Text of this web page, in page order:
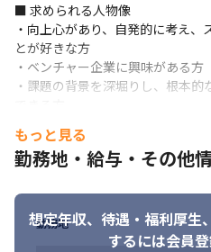
・定例MTGにおける資料作成・
■ 仕事の魅力・面白み
・最先端の領域で、豊富な開発経
・相互研鑽を重視しており、意
■ 求められる人物像
・向上心があり、自発的に考え
とが好きな方
・ベンチャー企業に興味がある方
・課題の背景を深堀りし、根本
方
もっと見る
勤務地・給与・その他
想定年収、待遇・福利厚生、
するには会員
勤務地